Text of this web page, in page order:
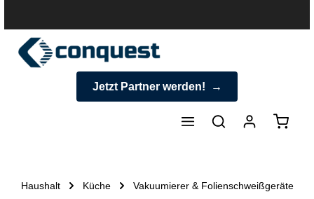
Jetzt Partner werden!
Haushalt Küche Vakuumierer & Folienschweißgeräte